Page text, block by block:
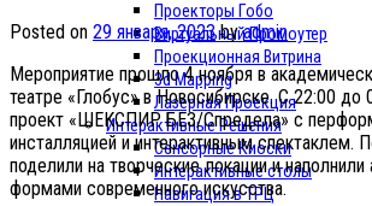
Проекторы Гобо
Виртуальный Промоутер
Проекционная Витрина
3d Mapping
Лазерная Проекция
Интерактивные Решения
Сенсорные Киоски
Интерактивные столы
Навигация в ТРЦ
Posted on 29 января, 2023byadmin
Мероприятие прошло 4 ноября в
театре «Глобус» в Новосибирске. С 22:00 до
проект «ШЕКСПИР БЕЗ/Спредела» с
инсталляцией и интерактивным спектаклем.
поделили на творческие локации и
формами современного искусства.